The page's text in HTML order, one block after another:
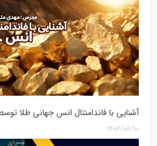
آشنایی با فاندامنتال انس جهانی طلا
۱۴۰۲/۰۸/۱۰